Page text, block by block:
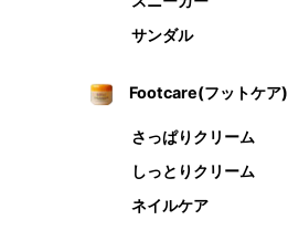
サンダル
Footcare(フットケア)
さっぱりクリーム
しっとりクリーム
ネイルケア